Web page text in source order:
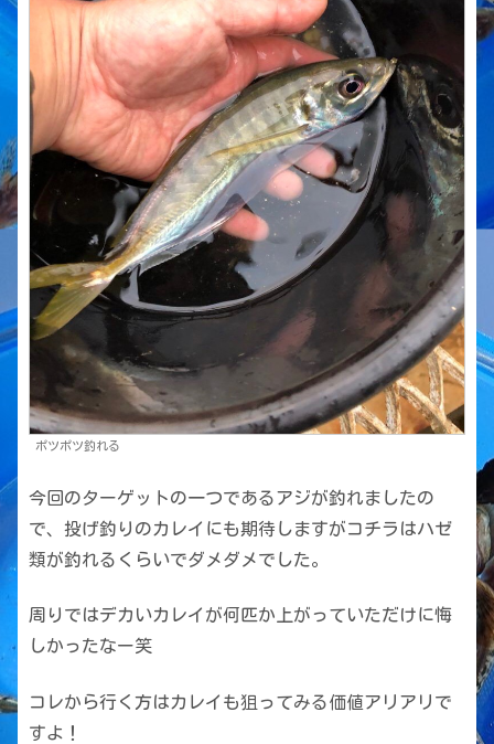
ポツポツ釣れる
今回のターゲットの一つであるアジが釣れましたの
で、投げ釣りのカレイにも期待しますがコチラはハゼ
類が釣れるくらいでダメダメでした。
周りではデカいカレイが何匹か上がっていただけに悔
しかったなー笑
コレから行く方はカレイも狙ってみる価値アリアリで
すよ！